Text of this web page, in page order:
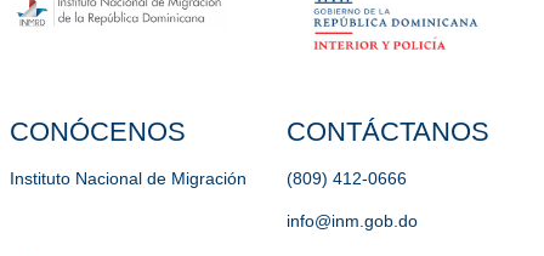
CONÓCENOS
Instituto Nacional de Migración
CONTÁCTANOS
(809) 412-0666
info@inm.gob.do